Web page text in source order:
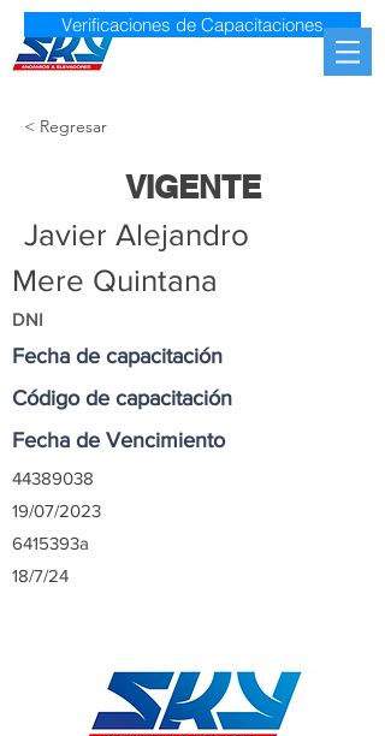
Verificaciones de Capacitaciones
< Regresar
VIGENTE
Javier Alejandro
Mere Quintana
DNI
Fecha de capacitación
Código de capacitación
Fecha de Vencimiento
44389038
19/07/2023
6415393a
18/7/24